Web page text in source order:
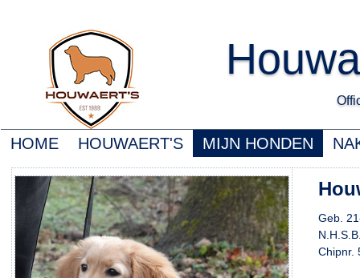
HOME HOUWAERT'S MIJN HONDEN
Geb.
Chipnr.